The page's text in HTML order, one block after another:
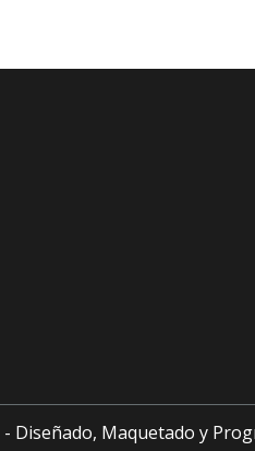
- Diseñado, Maquetado y